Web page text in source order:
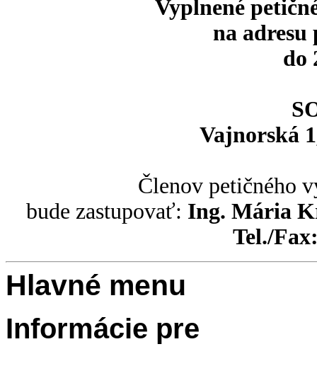
Vyplnené
na adresu
do
Vajnorská
Členov petičného
bude zastupovať: Ing. Mária
Tel./
Hlavné menu
Informácie pre